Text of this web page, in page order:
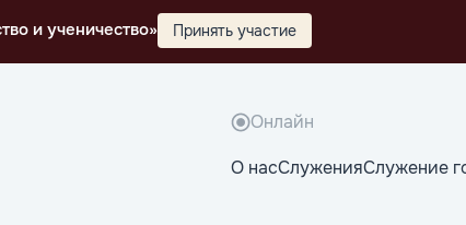
и ученичество» Принять участие
Онлайн
О насСлуженияСлужение